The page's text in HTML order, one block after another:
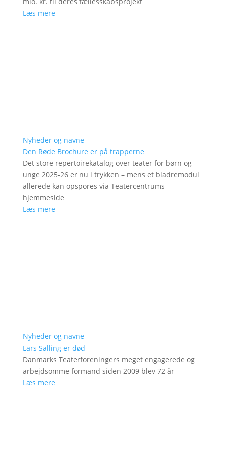
Læs mere
Nyheder og navne
Den Røde Brochure er på trapperne
Det store repertoirekatalog over teater for børn og
unge 2025-26 er nu i trykken – mens et bladremodul
allerede kan opspores via Teatercentrums
hjemmeside
Læs mere
Nyheder og navne
Lars Salling er død
Danmarks Teaterforeningers meget engagerede og
arbejdsomme formand siden 2009 blev 72 år
Læs mere